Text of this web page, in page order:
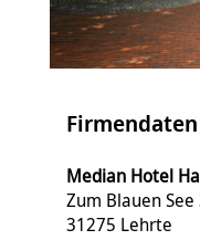
Firmendaten
Median Hotel
Zum Blauen See
31275 Lehrte